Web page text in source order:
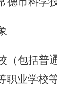
（包括普
职业学校